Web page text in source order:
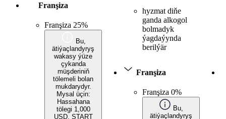
Franşiza
Franşiza 25%
Bu,
ätiýaçlandyryş
wakasy ýüze
çykanda
müşderiniň
tölemeli bolan
mukdarydyr.
Mysal üçin:
Hassahana
tölegi 1,000
USD. START
hyzmat diňe
ganda alkogol
bolmadyk
ýagdaýynda
berilýär
Franşiza
Franşiza 0%
Bu,
ätiýaçlandyryş